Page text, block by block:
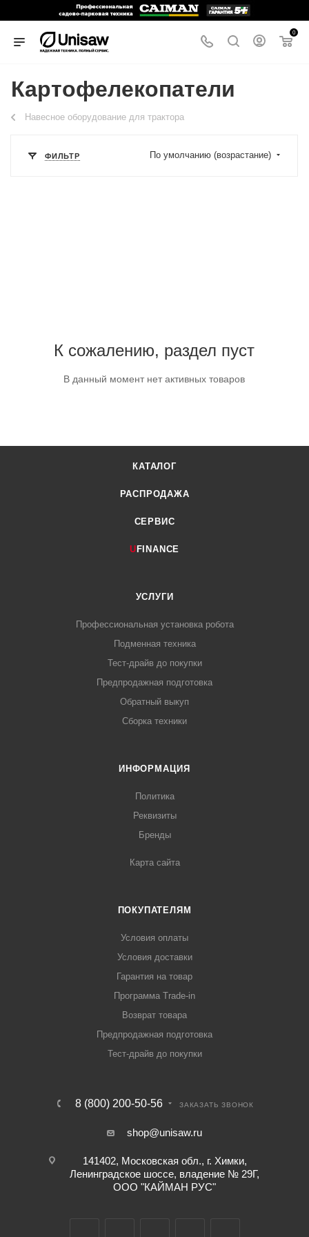
0
Картофелекопатели
Навесное оборудование для трактора
ФИЛЬТР По умолчанию (возрастание)
К сожалению, раздел пуст
В данный момент нет активных товаров
КАТАЛОГ
РАСПРОДАЖА
СЕРВИС
U FINANCE
УСЛУГИ
Профессиональная установка робота
Подменная техника
Тест-драйв до покупки
Предпродажная подготовка
Обратный выкуп
Сборка техники
ИНФОРМАЦИЯ
Политика
Реквизиты
Бренды
Карта сайта
ПОКУПАТЕЛЯМ
Условия оплаты
Условия доставки
Гарантия на товар
Программа Trade-in
Возврат товара
Предпродажная подготовка
Тест-драйв до покупки
8 (800) 200-50-56 ЗАКАЗАТЬ ЗВОНОК
shop@unisaw.ru
141402, Московская обл., г. Химки,
Ленинградское шоссе, владение № 29Г,
ООО "КАЙМАН РУС"